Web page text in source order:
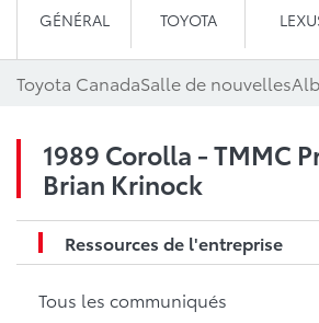
GÉNÉRAL TOYOTA
Toyota CanadaSalle de nouvelles
1989 Corolla - TMMC
Brian Krinock
Ressources de l'entreprise
Tous les communiqués